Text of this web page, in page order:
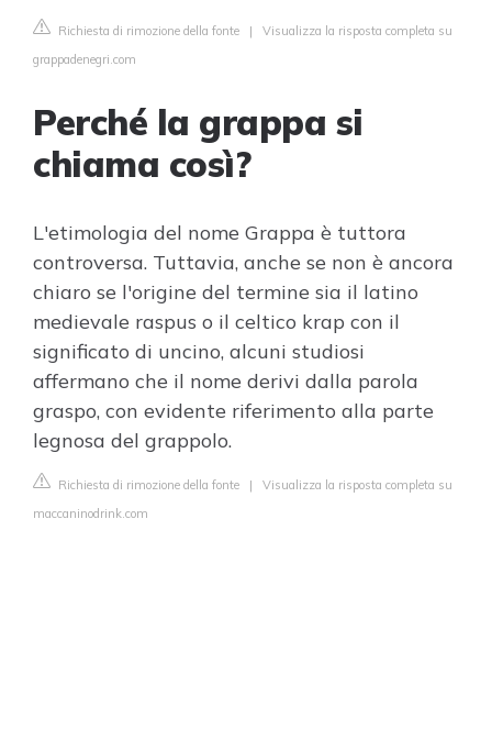
Richiesta di rimozione della fonte | Visualizza la risposta completa su
grappadenegri.com
Perché la grappa si
chiama così?
L'etimologia del nome Grappa è tuttora
controversa. Tuttavia, anche se non è ancora
chiaro se l'origine del termine sia il latino
medievale raspus o il celtico krap con il
significato di uncino, alcuni studiosi
affermano che il nome derivi dalla parola
graspo, con evidente riferimento alla parte
legnosa del grappolo.
Richiesta di rimozione della fonte | Visualizza la risposta completa su
maccaninodrink.com